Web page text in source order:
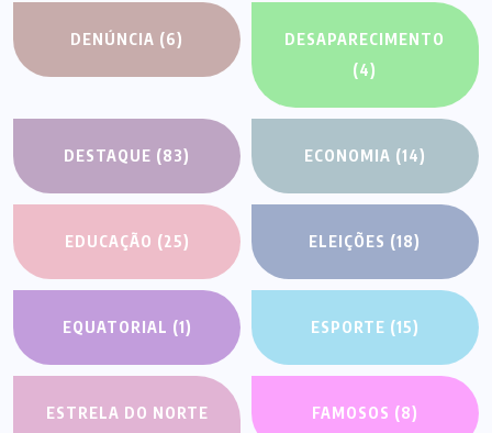
DENÚNCIA (6)
DESAPARECIMENTO
(4)
DESTAQUE (83) ECONOMIA (14)
EDUCAÇÃO (25) ELEIÇÕES (18)
EQUATORIAL (1) ESPORTE (15)
ESTRELA DO NORTE
FAMOSOS (8)